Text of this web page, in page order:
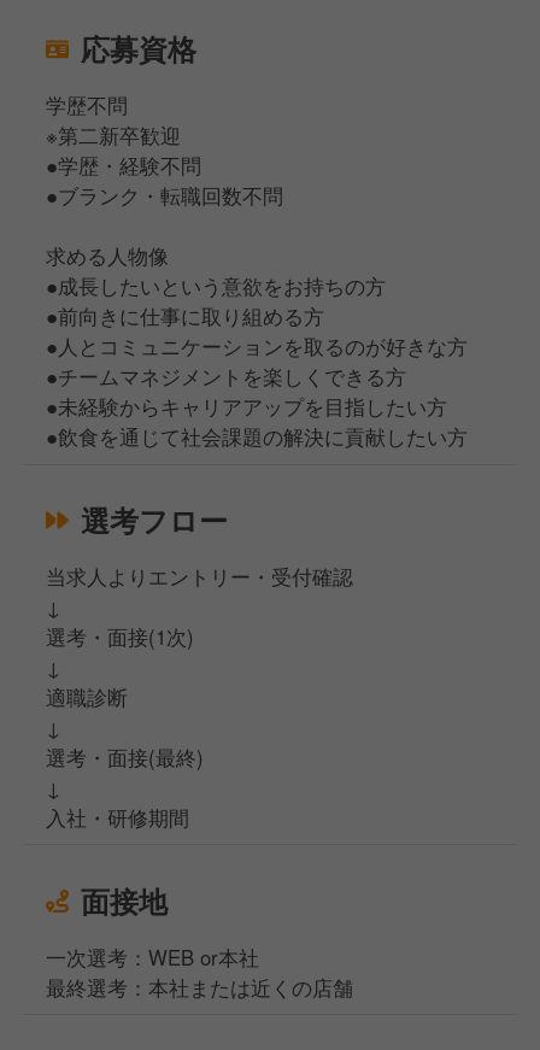
応募資格
学歴不問
※第二新卒歓迎
●学歴・経験不問
●ブランク・転職回数不問
求める人物像
●成長したいという意欲をお持ちの方
●前向きに仕事に取り組める方
●人とコミュニケーションを取るのが好きな方
●チームマネジメントを楽しくできる方
●未経験からキャリアアップを目指したい方
●飲食を通じて社会課題の解決に貢献したい方
選考フロー
当求人よりエントリー・受付確認
↓
選考・面接(1次)
↓
適職診断
↓
選考・面接(最終)
↓
入社・研修期間
面接地
一次選考：WEB or本社
最終選考：本社または近くの店舗